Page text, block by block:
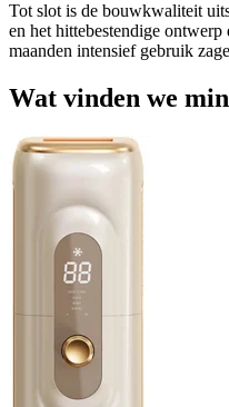
Tot slot is de bouwkwaliteit
en het hittebestendige
maanden intensief gebruik
Wat vinden we